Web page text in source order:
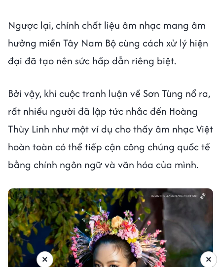
Ngược lại, chính chất liệu âm nhạc mang âm
hưởng miền Tây Nam Bộ cùng cách xử lý hiện
đại đã tạo nên sức hấp dẫn riêng biệt.
Bởi vậy, khi cuộc tranh luận về Sơn Tùng nổ ra,
rất nhiều người đã lập tức nhắc đến Hoàng
Thùy Linh như một ví dụ cho thấy âm nhạc Việt
hoàn toàn có thể tiếp cận công chúng quốc tế
bằng chính ngôn ngữ và văn hóa của mình.
×
×